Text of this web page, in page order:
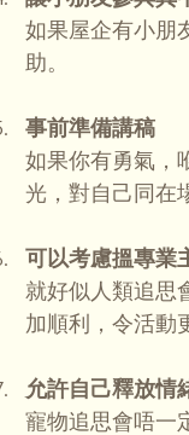
如果屋企有小朋
助。
事前準備講稿
如果你有勇氣，
光，對自己同在
可以考慮搵專業
就好似人類追思
加順利，令活動
允許自己釋放情
寵物追思會唔一